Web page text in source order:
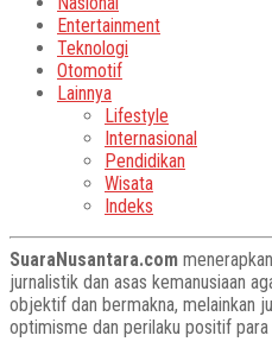
Entertainment
Teknologi
Otomotif
Lainnya
Lifestyle
Internasional
Pendidikan
Wisata
Indeks
SuaraNusantara.com
jurnalistik dan asas kemanusiaan
objektif dan bermakna, melainkan
optimisme dan perilaku positif para